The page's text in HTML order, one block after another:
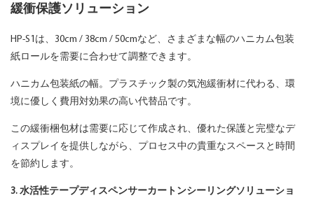
緩衝保護ソリューション
HP-S1は、30cm / 38cm / 50cmなど、さまざまな幅のハニカム包装
紙ロールを需要に合わせて調整できます。
ハニカム包装紙の幅。プラスチック製の気泡緩衝材に代わる、環
境に優しく費用対効果の高い代替品です。
この緩衝梱包材は需要に応じて作成され、優れた保護と完璧なデ
ィスプレイを提供しながら、プロセス中の貴重なスペースと時間
を節約します。
3. 水活性テープディスペンサーカートンシーリングソリューショ